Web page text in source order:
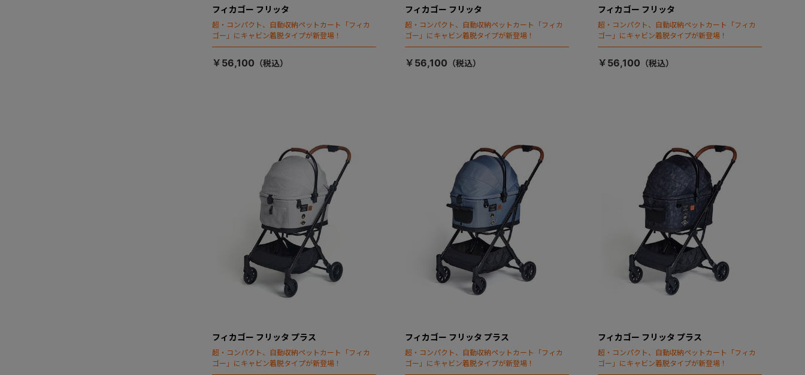
フィカゴー フリッタ
超・コンパクト、自動収納ペットカート「フィカ
ゴー」にキャビン着脱タイプが新登場！
￥56,100
フィカゴー フリッタ
超・コンパクト、自動収納ペットカート「フィカ
ゴー」にキャビン着脱タイプが新登場！
￥56,100
フィカゴー フリッタ
超・コンパクト、自動収納ペットカート「フィカ
ゴー」にキャビン着脱タイプが新登場！
￥56,100
フィカゴー フリッタ プラス
超・コンパクト、自動収納ペットカート「フィカ
ゴー」にキャビン着脱タイプが新登場！
フィカゴー フリッタ プラス
超・コンパクト、自動収納ペットカート「フィカ
ゴー」にキャビン着脱タイプが新登場！
フィカゴー フリッタ プラス
超・コンパクト、自動収納ペットカート「フィカ
ゴー」にキャビン着脱タイプが新登場！